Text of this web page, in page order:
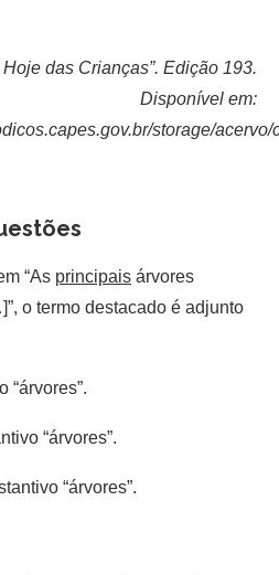
das Crianças”. Edição 193.
Disponível em:
storage/acervo/
“As principais árvores
o termo destacado é adjunto
“árvores”.
“árvores”.